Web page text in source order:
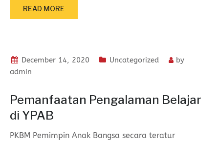
READ MORE
December 14, 2020 Uncategorized
by
admin
Pemanfaatan Pengalaman Belajar
di YPAB
PKBM Pemimpin Anak Bangsa secara teratur